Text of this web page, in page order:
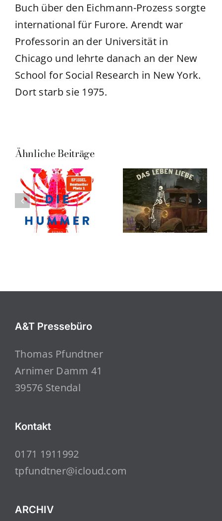
Buch über den Eichmann-Prozess sorgte
international für Furore. Arendt war
Professorin an der Universität in
Chicago und lehrte danach an der New
School for Social Research in New York.
Dort starb sie 1975.
Ähnliche Beiträge
A&T Pressebüro
Thomas Pfundtner
Arnimer Damm 41
39576 Stendal
Kontakt
0171 1911992
tpfundtner@icloud.com
ARCHIV